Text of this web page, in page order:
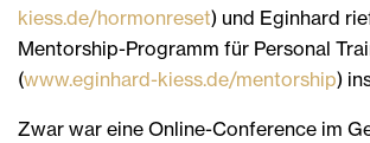
kiess.de/hormonreset) und Eginhard
Mentorship-Programm für Personal
(www.eginhard-kiess.de/mentorship)
Zwar war eine Online-Conference im